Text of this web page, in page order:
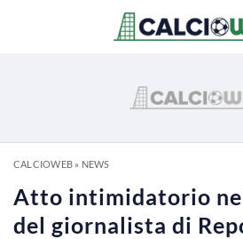
CALCIOWEB» NEWS
Atto intimidatorio
del giornalista di